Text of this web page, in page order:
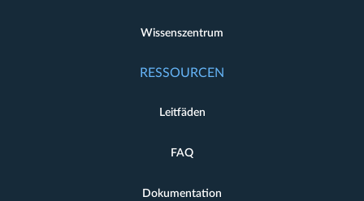
Wissenszentrum
RESSOURCEN
Leitfäden
FAQ
Dokumentation